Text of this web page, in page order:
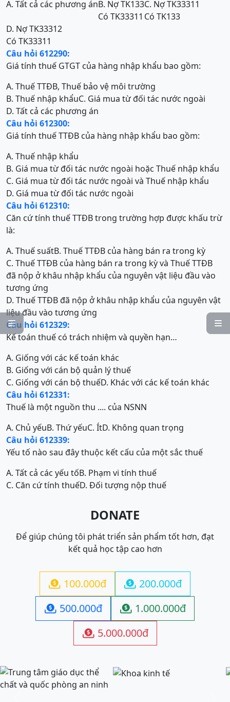


A. Tất cả các phương ánB. Nợ TK133
Có TK33311
C. Nợ TK33311
Có TK133
D. Nợ TK33312
Có TK33311
Câu hỏi 612290:
Giá tính thuế GTGT của hàng nhập khẩu bao gồm:
A. Thuế TTĐB, Thuế bảo vệ môi trường
B. Thuế nhập khẩuC. Giá mua từ đối tác nước ngoài
D. Tất cả các phương án
Câu hỏi 612300:
Giá tính thuế TTĐB của hàng nhập khẩu bao gồm:
A. Thuế nhập khẩu
B. Giá mua từ đối tác nước ngoài hoặc Thuế nhập khẩu
C. Giá mua từ đối tác nước ngoài và Thuế nhập khẩu
D. Giá mua từ đối tác nước ngoài
Câu hỏi 612310:
Căn cứ tính thuế TTĐB trong trường hợp được khấu trừ
là:
A. Thuế suấtB. Thuế TTĐB của hàng bán ra trong kỳ
C. Thuế TTĐB của hàng bán ra trong kỳ và Thuế TTĐB
đã nộp ở khâu nhập khẩu của nguyên vật liệu đầu vào
tương ứng
D. Thuế TTĐB đã nộp ở khâu nhập khẩu của nguyên vật
liệu đầu vào tương ứng
Câu hỏi 612329:
Kế toán thuế có trách nhiệm và quyền hạn…
A. Giống với các kế toán khác
B. Giống với cán bộ quản lý thuế
C. Giống với cán bộ thuếD. Khác với các kế toán khác
Câu hỏi 612331:
Thuế là một nguồn thu .... của NSNN
A. Chủ yếuB. Thứ yếuC. ÍtD. Không quan trọng
Câu hỏi 612339:
Yếu tố nào sau đây thuộc kết cấu của một sắc thuế
A. Tất cả các yếu tốB. Phạm vi tính thuế
C. Căn cứ tính thuếD. Đối tượng nộp thuế
DONATE
Để giúp chúng tôi phát triển sản phẩm tốt hơn, đạt
kết quả học tập cao hơn
 100.000đ  200.000đ
 500.000đ  1.000.000đ
 5.000.000đ